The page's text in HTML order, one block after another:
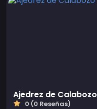
Ajedrez de Calabozo
0 (0 Reseñas)